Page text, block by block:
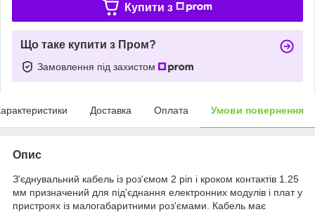
Купити з
Що таке купити з Пром?
Замовлення під захистом
Доставка Оплата Умови повернення
Опис
З'єднувальний кабель із роз'ємом 2 pin і кроком контактів 1.25
мм призначений для під'єднання електронних модулів і плат у
пристроях із малогабаритними роз'ємами. Кабель має